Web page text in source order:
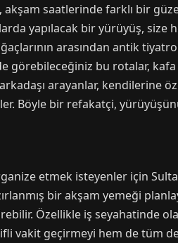
saatlerinde farklı bir
yapılacak bir yürüyüş, size
arasından antik
görebileceğiniz bu rotalar,
arayanlar, kendilerine
Böyle bir refakatçi,
etmek isteyenler için
bir akşam yemeği
Özellikle iş seyahatinde
vakit geçirmeyi hem de tüm